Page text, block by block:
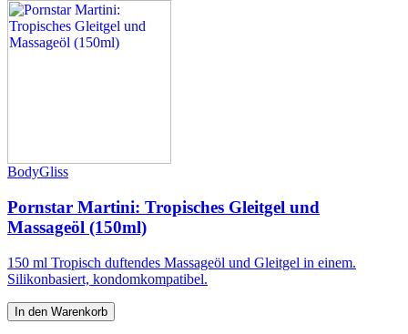
BodyGliss
Pornstar Martini: Tropisches Gleitgel und
Massageöl (150ml)
150 ml Tropisch duftendes Massageöl und Gleitgel in einem.
Silikonbasiert, kondomkompatibel.
In den Warenkorb